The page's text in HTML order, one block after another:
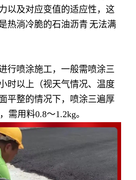
以及对应变值的适应性，这
热淌冷脆的石油沥青 无法满
行喷涂施工，一般需喷涂三
时以上（视天气情况、温度
平整的情况下，喷涂三遍厚
需用料0.8～1.2kg。